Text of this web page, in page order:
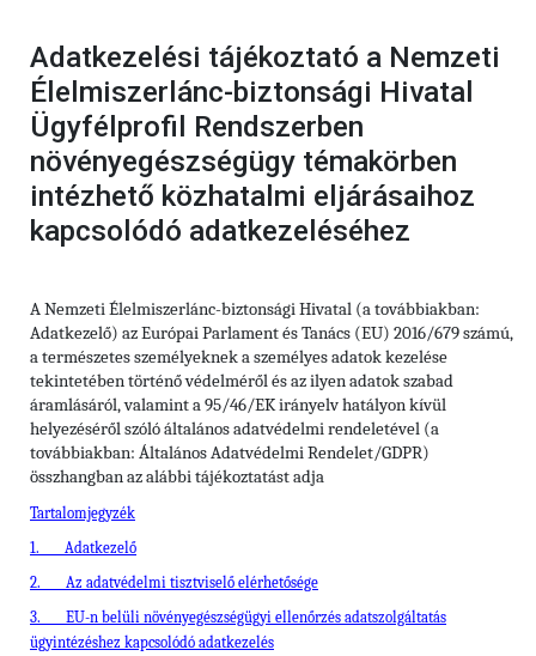
Adatkezelési tájékoztató a Nemzeti
Élelmiszerlánc-biztonsági Hivatal
Ügyfélprofil Rendszerben
növényegészségügy témakörben
intézhető közhatalmi eljárásaihoz
kapcsolódó adatkezeléséhez
A Nemzeti Élelmiszerlánc-biztonsági Hivatal (a továbbiakban:
Adatkezelő) az Európai Parlament és Tanács (EU) 2016/679 számú,
a természetes személyeknek a személyes adatok kezelése
tekintetében történő védelméről és az ilyen adatok szabad
áramlásáról, valamint a 95/46/EK irányelv hatályon kívül
helyezéséről szóló általános adatvédelmi rendeletével (a
továbbiakban: Általános Adatvédelmi Rendelet/GDPR)
összhangban az alábbi tájékoztatást adja
Tartalomjegyzék
1.
Adatkezelő
2.
Az adatvédelmi tisztviselő elérhetősége
3.
EU-n belüli növényegészségügyi ellenőrzés adatszolgáltatás
ügyintézéshez kapcsolódó adatkezelés